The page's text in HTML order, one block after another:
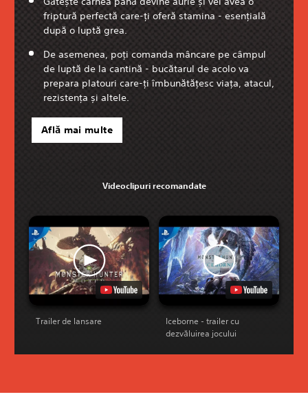
friptură perfectă care-ți oferă stamina - esențială
după o luptă grea.
De asemenea, poți comanda mâncare pe câmpul
de luptă de la cantină - bucătarul de acolo va
prepara platouri care-ți îmbunătățesc viața, atacul,
rezistența și altele.
Află mai multe
Videoclipuri recomandate
Trailer de lansare
Iceborne - trailer cu
dezvăluirea jocului